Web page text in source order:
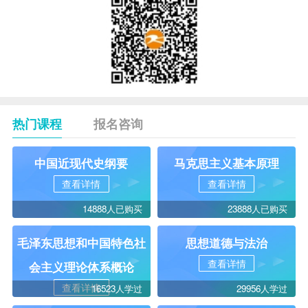
热门课程 报名咨询
中国近现代史纲要
查看详情
14888人已购买
马克思主义基本原理
查看详情
23888人已购买
毛泽东思想和中国特色社
会主义理论体系概论
查看详情16523人学过
思想道德与法治
查看详情
29956人学过